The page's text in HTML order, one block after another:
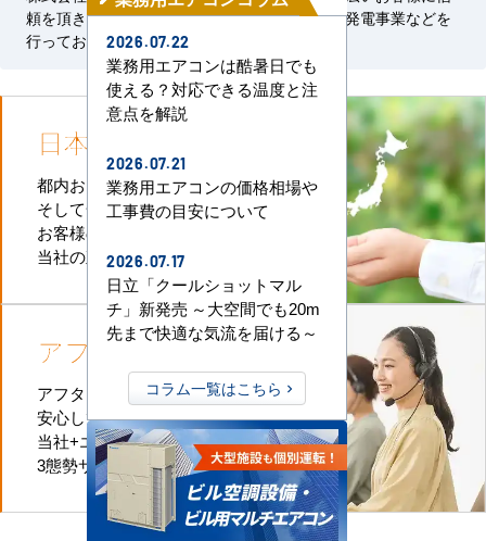
頼を頂き、空調・管設備工事、電気設備工事、発電事業などを
行っております。
日本全国
都内および首都圏全域
そして全国津々浦々
お客様のお近くに
当社の直工店がございます
アフターケアも万全
アフターケアも迅速に対応、
安心してお任せいただけます。
当社+エアコンメーカー+直工店の
3態勢サポートなのでお任せください
2026.07.22
業務用エアコンは酷暑日でも
使える？対応できる温度と注
意点を解説
2026.07.21
業務用エアコンの価格相場や
工事費の目安について
2026.07.17
日立「クールショットマル
チ」新発売 ～大空間でも20m
先まで快適な気流を届ける～
コラム一覧はこちら